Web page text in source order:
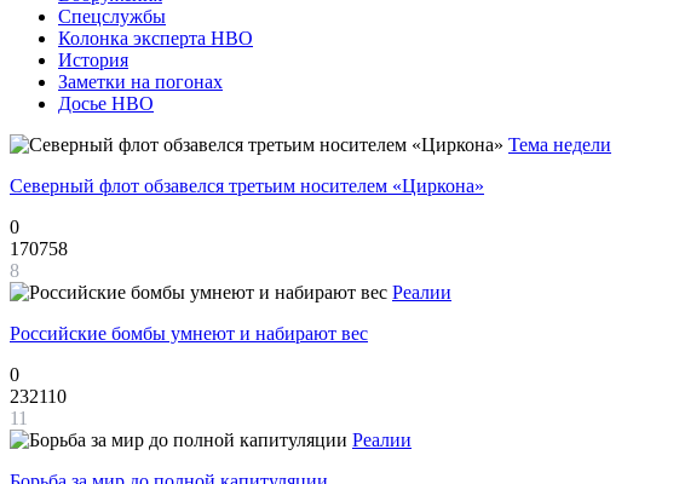
Спецслужбы
Колонка эксперта НВО
История
Заметки на погонах
Досье НВО
Тема недели
Северный флот обзавелся третьим носителем «Циркона»
0
170758
8
Реалии
Российские бомбы умнеют и набирают вес
0
232110
11
Реалии